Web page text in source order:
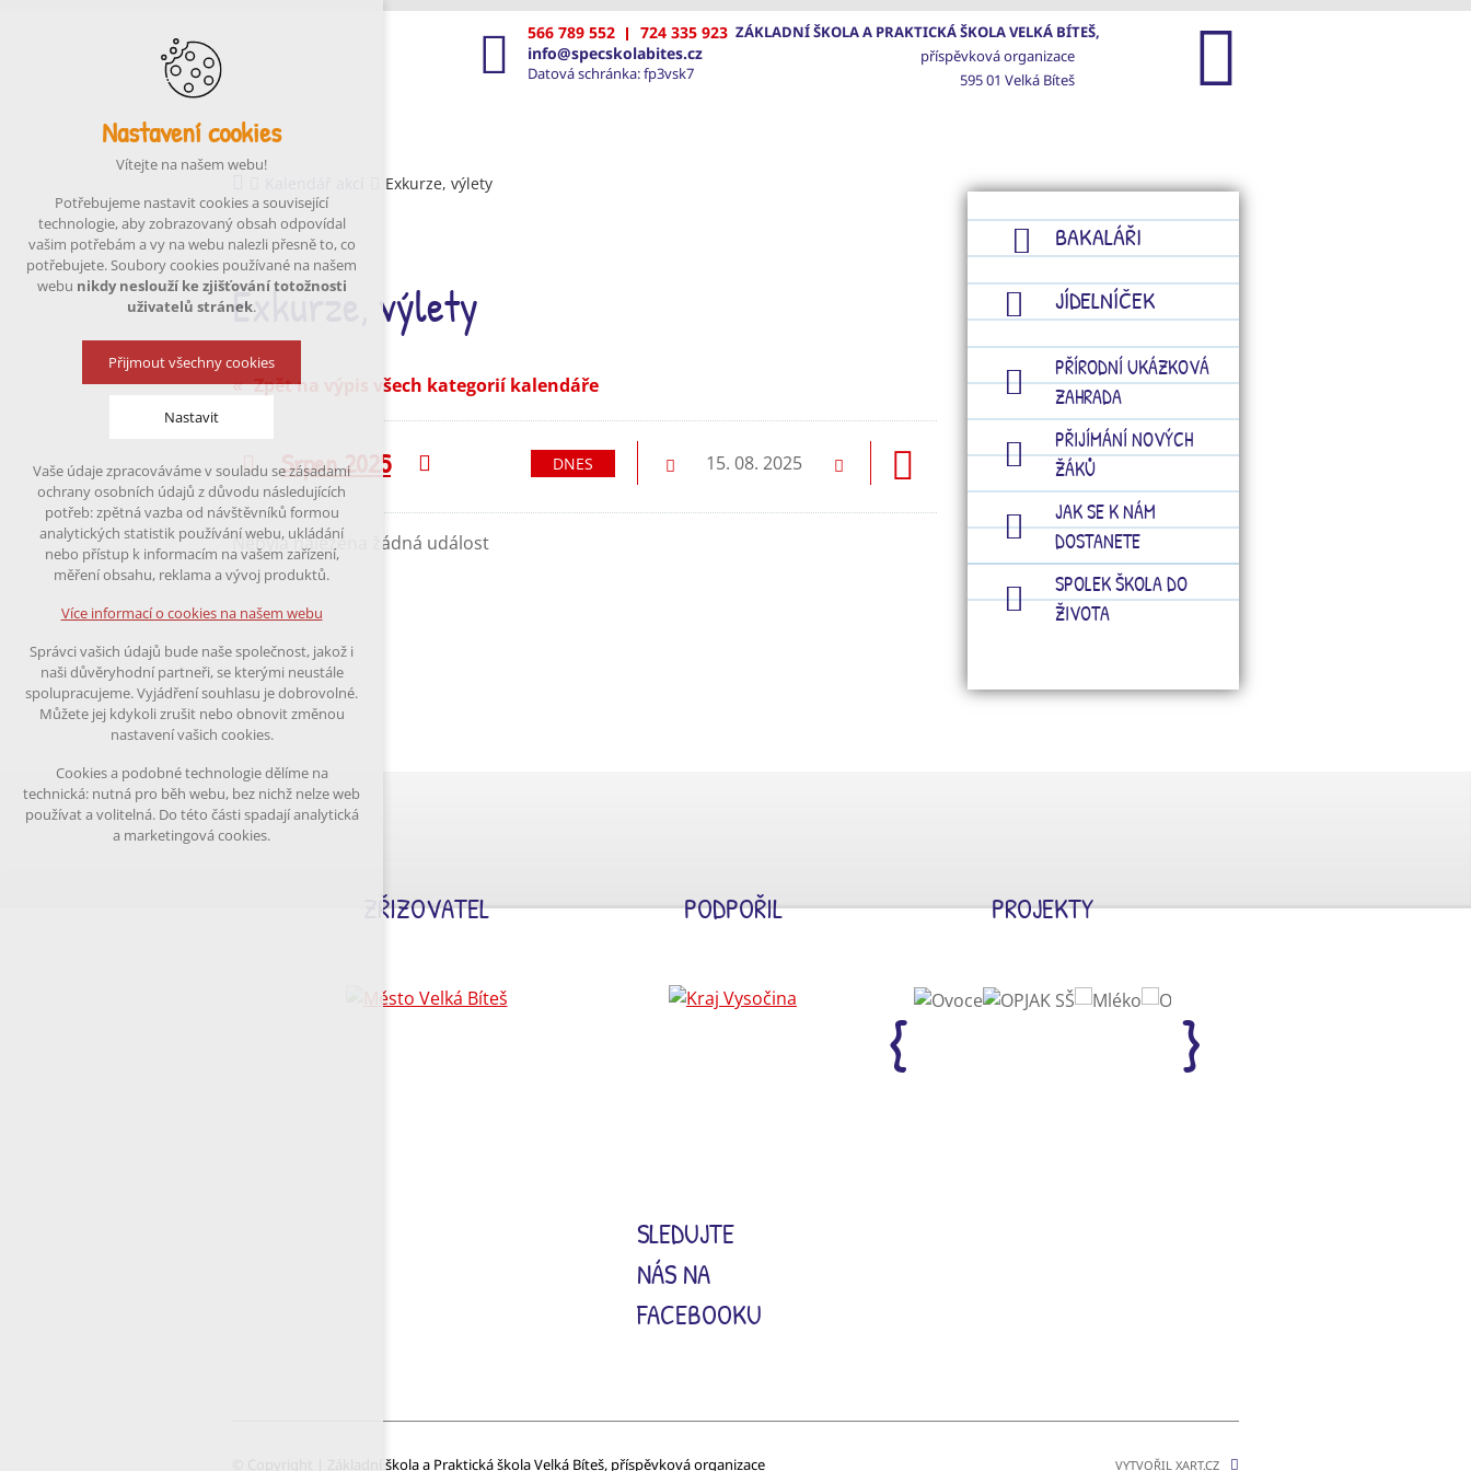
566 789 552
724 335 923
info@specskolabites.cz
Datová schránka: fp3vsk7
ZÁKLADNÍ ŠKOLA A PRAKTICKÁ ŠKOLA VELKÁ BÍTEŠ,
příspěvková organizace
595 01 Velká Bíteš
Exkurze, výlety
Exkurze, výlety
Zpět na výpis všech kategorií kalendáře
Předchozí
Srpen 2025 DNES Předchozí
15. 08. 2025
Nebyla nalezena žádná událost
BAKALÁŘI
JÍDELNÍČEK
PŘÍRODNÍ UKÁZKOVÁ
ZAHRADA
PŘIJÍMÁNÍ NOVÝCH
ŽÁKŮ
JAK SE K NÁM
DOSTANETE
SPOLEK ŠKOLA DO
ŽIVOTA
ZŘIZOVATEL PODPOŘIL PROJEKTY
SLEDUJTE
NÁS NA
FACEBOOKU
© Copyright | Základní škola a Praktická škola Velká Bíteš, příspěvková organizace VYTVOŘIL XART.CZ
Nastavení cookies
Vítejte na našem webu!
Potřebujeme nastavit cookies a související
technologie, aby zobrazovaný obsah odpovídal
vašim potřebám a vy na webu nalezli přesně to, co
potřebujete. Soubory cookies používané na našem
webu nikdy neslouží ke zjišťování totožnosti
uživatelů stránek.
Přijmout všechny cookies
Nastavit
Technická cookies
nutná pro provozování webu
udržení kontextu stránek (session):
případná přihlášení, volby jazyka, apod.
Volitelná cookies
analytická pro anonymizované vyhodnocení
návštěvnosti
marketingová cookies (Google)
Více informací o cookies na našem webu
Odmítnout vše
Vaše údaje zpracováváme v souladu se zásadami
ochrany osobních údajů z důvodu následujících
potřeb: zpětná vazba od návštěvníků formou
analytických statistik používání webu, ukládání
nebo přístup k informacím na vašem zařízení,
měření obsahu, reklama a vývoj produktů.
Více informací o cookies na našem webu
Správci vašich údajů bude naše společnost, jakož i
naši důvěryhodní partneři, se kterými neustále
spolupracujeme. Vyjádření souhlasu je dobrovolné.
Můžete jej kdykoli zrušit nebo obnovit změnou
nastavení vašich cookies.
Cookies a podobné technologie dělíme na
technická: nutná pro běh webu, bez nichž nelze web
používat a volitelná. Do této části spadají analytická
a marketingová cookies.